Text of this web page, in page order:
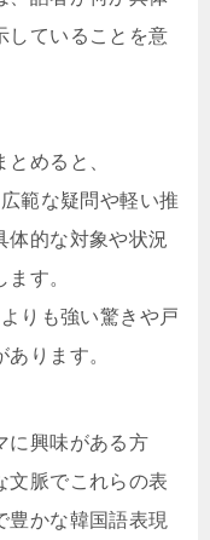
していることを意
めると、
範な疑問や軽い推
体的な対象や状況
す。
りも強い驚きや戸
ります。
に興味がある方
文脈でこれらの表
豊かな韓国語表現